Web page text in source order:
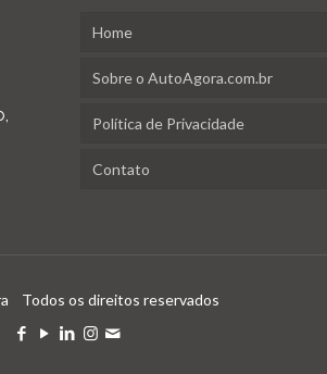
Home
Sobre o AutoAgora.com.br
Política de Privacidade
Contato
Todos os direitos reservados